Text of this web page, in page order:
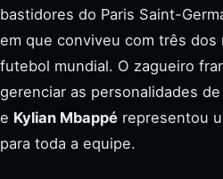
bastidores do Paris Saint-
em que conviveu com três dos
futebol mundial. O zagueiro
gerenciar as personalidades de
e Kylian Mbappé representou
para toda a equipe.